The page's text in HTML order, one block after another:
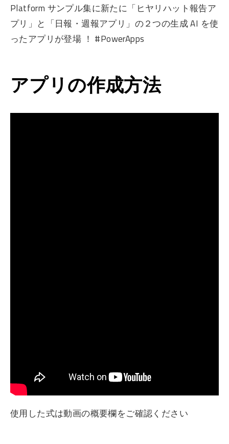
Platform サンプル集に新たに「ヒヤリハット報告ア
プリ」と「日報・週報アプリ」の２つの生成 AI を使
ったアプリが登場 ！ #PowerApps
アプリの作成方法
使用した式は動画の概要欄をご確認ください